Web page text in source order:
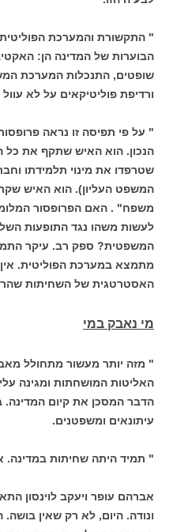
" התקשורת והמערכת הפוליטית
הבוערות של המדינה הן:
שופטים, התנכלות המערכת
ורדיפת פוליטיקאים על לא
" על פי תפיסה זו נראה
הנכון. הוא האיש שתקף את כל
שטרפדו את מינוי תלמידתו
המשפט העליון). הוא האיש
משפח" . האם הפרופסור
לעשות משהו נגד התופעות
המשפטית? ספק רב. עיקר
מתמצא במערכת הפוליטית.
האסטרטגית של השחיתות
מי נאבק במי
" מזה יותר מעשור מתחולל
האליטות המושחתות ומגינה
הדבר המסכן את קיום המדינה.
עיתונאים ומשפטנים.
" תמיד היתה שחיתות במדינה.
אברהם עופר ויעקב לוינסון
ונודה. היום, לא רק שאין